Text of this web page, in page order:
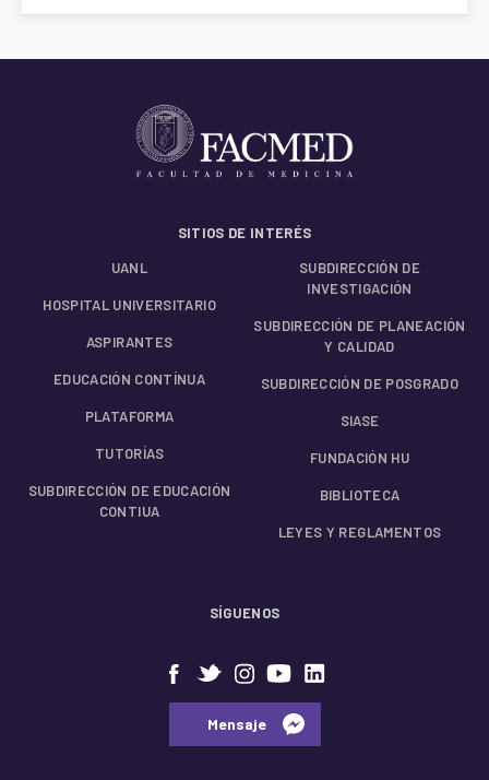
SITIOS DE INTERÉS
UANL
HOSPITAL UNIVERSITARIO
ASPIRANTES
EDUCACIÓN CONTÍNUA
PLATAFORMA
TUTORÍAS
SUBDIRECCIÓN DE EDUCACIÓN
CONTIUA
SUBDIRECCIÓN DE
INVESTIGACIÓN
SUBDIRECCIÓN DE PLANEACIÓN
Y CALIDAD
SUBDIRECCIÓN DE POSGRADO
SIASE
FUNDACIÓN HU
BIBLIOTECA
LEYES Y REGLAMENTOS
SÍGUENOS
⠀⠀Mensaje⠀